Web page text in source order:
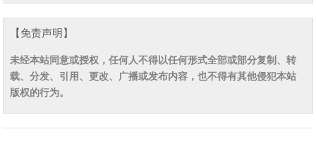
【免责声明】
未经本站同意或授权，任何人不得以任何形式全部或部分复制、转
载、分发、引用、更改、广播或发布内容，也不得有其他侵犯本站
版权的行为。